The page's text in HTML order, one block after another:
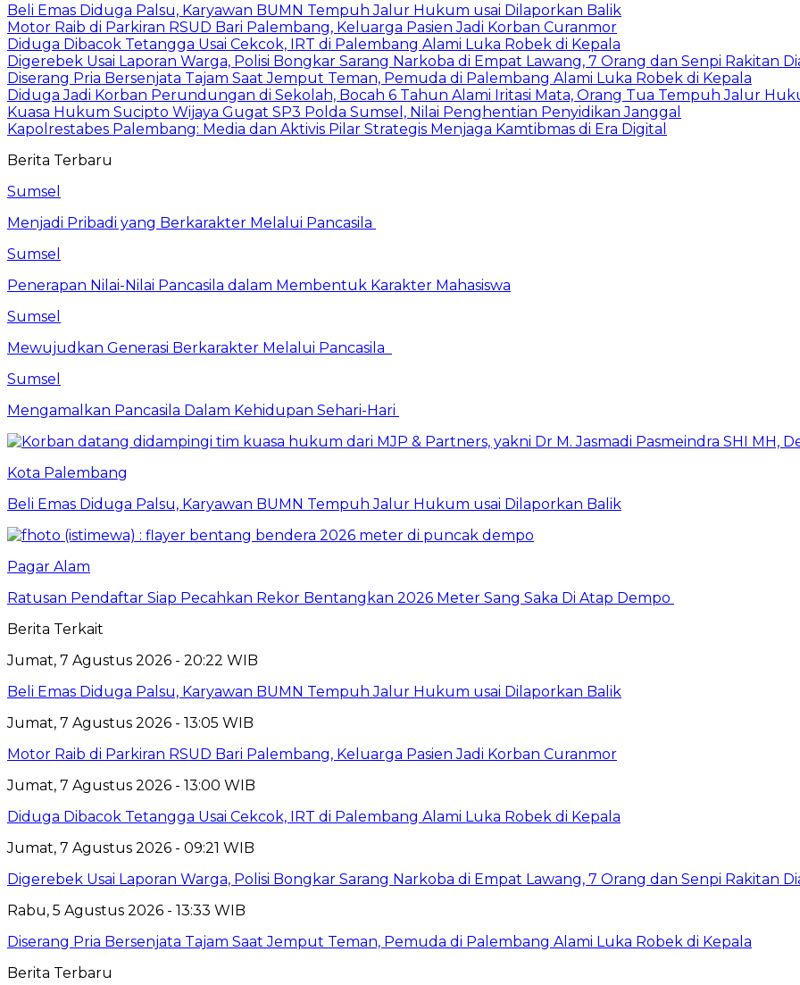
Beli Emas Diduga Palsu, Karyawan BUMN Tempuh Jalur Hukum usai Dilaporkan Balik
Motor Raib di Parkiran RSUD Bari Palembang, Keluarga Pasien Jadi Korban Curanmor
Diduga Dibacok Tetangga Usai Cekcok, IRT di Palembang Alami Luka Robek di Kepala
Digerebek Usai Laporan Warga, Polisi Bongkar Sarang Narkoba di Empat Lawang, 7 Orang dan Senpi Rakitan
Diserang Pria Bersenjata Tajam Saat Jemput Teman, Pemuda di Palembang Alami Luka Robek di Kepala
Diduga Jadi Korban Perundungan di Sekolah, Bocah 6 Tahun Alami Iritasi Mata, Orang Tua Tempuh Jalur
Kuasa Hukum Sucipto Wijaya Gugat SP3 Polda Sumsel, Nilai Penghentian Penyidikan Janggal
Kapolrestabes Palembang: Media dan Aktivis Pilar Strategis Menjaga Kamtibmas di Era Digital
Berita Terbaru
Sumsel
Menjadi Pribadi yang Berkarakter Melalui Pancasila
Sumsel
Penerapan Nilai-Nilai Pancasila dalam Membentuk Karakter Mahasiswa
Sumsel
Mewujudkan Generasi Berkarakter Melalui Pancasila
Sumsel
Mengamalkan Pancasila Dalam Kehidupan Sehari-Hari
Kota Palembang
Beli Emas Diduga Palsu, Karyawan BUMN Tempuh Jalur Hukum usai Dilaporkan Balik
Pagar Alam
Ratusan Pendaftar Siap Pecahkan Rekor Bentangkan 2026 Meter Sang Saka Di Atap Dempo
Berita Terkait
Jumat, 7 Agustus 2026 - 20:22 WIB
Beli Emas Diduga Palsu, Karyawan BUMN Tempuh Jalur Hukum usai Dilaporkan Balik
Jumat, 7 Agustus 2026 - 13:05 WIB
Motor Raib di Parkiran RSUD Bari Palembang, Keluarga Pasien Jadi Korban Curanmor
Jumat, 7 Agustus 2026 - 13:00 WIB
Diduga Dibacok Tetangga Usai Cekcok, IRT di Palembang Alami Luka Robek di Kepala
Jumat, 7 Agustus 2026 - 09:21 WIB
Digerebek Usai Laporan Warga, Polisi Bongkar Sarang Narkoba di Empat Lawang, 7 Orang dan Senpi Rakitan
Rabu, 5 Agustus 2026 - 13:33 WIB
Diserang Pria Bersenjata Tajam Saat Jemput Teman, Pemuda di Palembang Alami Luka Robek di Kepala
Berita Terbaru